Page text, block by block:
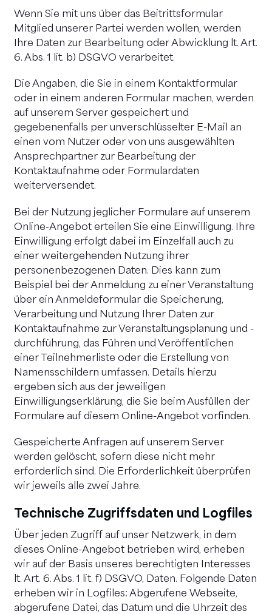
Wenn Sie mit uns über das Beitrittsformular
Mitglied unserer Partei werden wollen, werden
Ihre Daten zur Bearbeitung oder Abwicklung lt. Art.
6. Abs. 1 lit. b) DSGVO verarbeitet.
Die Angaben, die Sie in einem Kontaktformular
oder in einem anderen Formular machen, werden
auf unserem Server gespeichert und
gegebenenfalls per unverschlüsselter E-Mail an
einen vom Nutzer oder von uns ausgewählten
Ansprechpartner zur Bearbeitung der
Kontaktaufnahme oder Formulardaten
weiterversendet.
Bei der Nutzung jeglicher Formulare auf unserem
Online-Angebot erteilen Sie eine Einwilligung. Ihre
Einwilligung erfolgt dabei im Einzelfall auch zu
einer weitergehenden Nutzung ihrer
personenbezogenen Daten. Dies kann zum
Beispiel bei der Anmeldung zu einer Veranstaltung
über ein Anmeldeformular die Speicherung,
Verarbeitung und Nutzung Ihrer Daten zur
Kontaktaufnahme zur Veranstaltungsplanung und -
durchführung, das Führen und Veröffentlichen
einer Teilnehmerliste oder die Erstellung von
Namensschildern umfassen. Details hierzu
ergeben sich aus der jeweiligen
Einwilligungserklärung, die Sie beim Ausfüllen der
Formulare auf diesem Online-Angebot vorfinden.
Gespeicherte Anfragen auf unserem Server
werden gelöscht, sofern diese nicht mehr
erforderlich sind. Die Erforderlichkeit überprüfen
wir jeweils alle zwei Jahre.
Technische Zugriffsdaten und Logfiles
Über jeden Zugriff auf unser Netzwerk, in dem
dieses Online-Angebot betrieben wird, erheben
wir auf der Basis unseres berechtigten Interesses
lt. Art. 6. Abs. 1 lit. f) DSGVO, Daten. Folgende Daten
erheben wir in Logfiles: Abgerufene Webseite,
abgerufene Datei, das Datum und die Uhrzeit des